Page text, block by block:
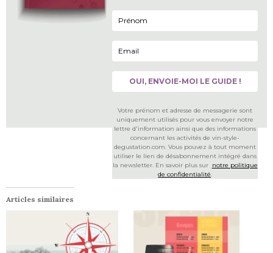
Votre prénom et adresse de messagerie sont
uniquement utilisés pour vous envoyer notre
lettre d'information ainsi que des informations
concernant les activités de vin-style-
degustation.com. Vous pouvez à tout moment
utiliser le lien de désabonnement intégré dans
la newsletter. En savoir plus sur notre politique
de confidentialité.
Articles similaires